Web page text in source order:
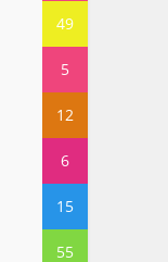
49
5
12
6
15
55